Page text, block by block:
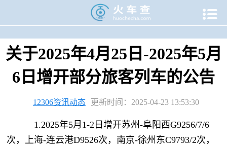

关于2025年4月25日-2025年5月
6日增开部分旅客列车的公告
12306资讯动态 更新时间：2025-04-23 13:53:30
1.2025年5月1-2日增开苏州-阜阳西G9256/7/6
次，上海-连云港D9526次，南京-徐州东C9793/2次，